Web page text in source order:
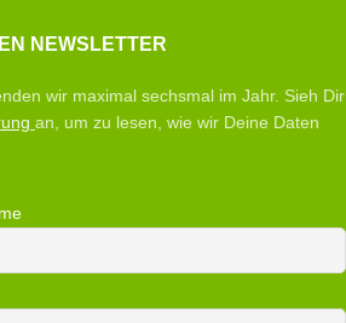
NEWSLETTER
wir maximal sechsmal im Jahr. Sieh Dir
an, um zu lesen, wie wir Deine Daten